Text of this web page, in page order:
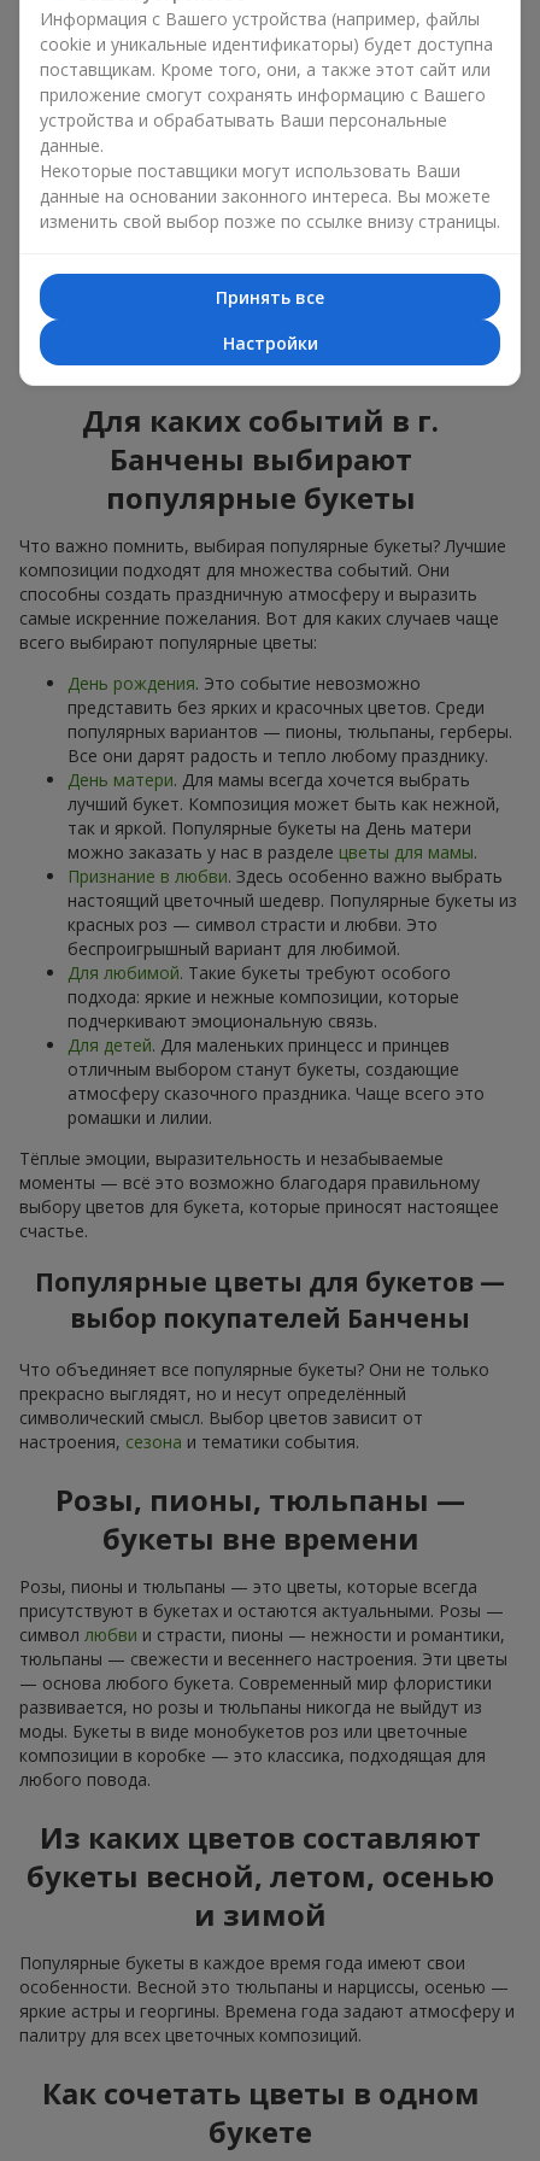
ошибиться с выбором, идеальный вариант —
универсальный букет. Это композиции, которые
подходят для любого возраста и пола, а их состав
можно адаптировать под любое мероприятие.
Массовые цветочные предпочтения. Пионы,
тюльпаны, ромашки — это популярные букеты,
которые остаются привлекательными для
покупателей. Они не только прекрасно выглядят, но и
отражают атмосферу свежести и природной красоты.
композиции всегда остаются в списке самых
востребованных. Если вы хотите быть уверенными в своём
выборе, смело обращайтесь к этим проверенным временем
цветам.
Для каких событий в г.
Банчены выбирают
популярные букеты
Что важно помнить, выбирая популярные букеты? Лучшие
композиции подходят для множества событий. Они
способны создать праздничную атмосферу и выразить
самые искренние пожелания. Вот для каких случаев чаще
всего выбирают популярные цветы:
День рождения. Это событие невозможно
представить без ярких и красочных цветов. Среди
популярных вариантов — пионы, тюльпаны, герберы.
Все они дарят радость и тепло любому празднику.
День матери. Для мамы всегда хочется выбрать
лучший букет. Композиция может быть как нежной,
так и яркой. Популярные букеты на День матери
можно заказать у нас в разделе цветы для мамы.
Признание в любви. Здесь особенно важно выбрать
настоящий цветочный шедевр. Популярные букеты из
красных роз — символ страсти и любви. Это
беспроигрышный вариант для любимой.
Для любимой. Такие букеты требуют особого
подхода: яркие и нежные композиции, которые
подчеркивают эмоциональную связь.
Для детей. Для маленьких принцесс и принцев
отличным выбором станут букеты, создающие
атмосферу сказочного праздника. Чаще всего это
ромашки и лилии.
Тёплые эмоции, выразительность и незабываемые
моменты — всё это возможно благодаря правильному
выбору цветов для букета, которые приносят настоящее
счастье.
Популярные цветы для букетов —
выбор покупателей Банчены
Что объединяет все популярные букеты? Они не только
прекрасно выглядят, но и несут определённый
символический смысл. Выбор цветов зависит от
настроения, сезона и тематики события.
Розы, пионы, тюльпаны —
букеты вне времени
Розы, пионы и тюльпаны — это цветы, которые всегда
присутствуют в букетах и остаются актуальными. Розы —
символ любви и страсти, пионы — нежности и романтики,
тюльпаны — свежести и весеннего настроения. Эти цветы
— основа любого букета. Современный мир флористики
развивается, но розы и тюльпаны никогда не выйдут из
моды. Букеты в виде монобукетов роз или цветочные
композиции в коробке — это классика, подходящая для
любого повода.
Из каких цветов составляют
букеты весной, летом, осенью
и зимой
Популярные букеты в каждое время года имеют свои
особенности. Весной это тюльпаны и нарциссы, осенью —
яркие астры и георгины. Времена года задают атмосферу и
палитру для всех цветочных композиций.
Как сочетать цветы в одном
букете
Информация с Вашего устройства (например, файлы
cookie и уникальные идентификаторы) будет доступна
поставщикам. Кроме того, они, а также этот сайт или
приложение смогут сохранять информацию с Вашего
устройства и обрабатывать Ваши персональные
данные.
Некоторые поставщики могут использовать Ваши
данные на основании законного интереса. Вы можете
изменить свой выбор позже по ссылке внизу страницы.
Принять все
Настройки